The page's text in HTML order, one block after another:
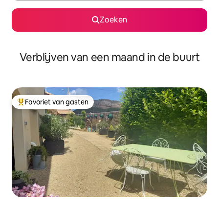
Zoeken
Verblijven van een maand in de buurt
Topfavoriet van gasten
Favoriet van gasten